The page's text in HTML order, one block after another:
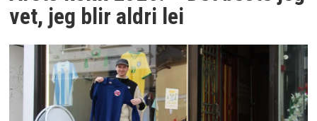
vet, jeg blir aldri lei